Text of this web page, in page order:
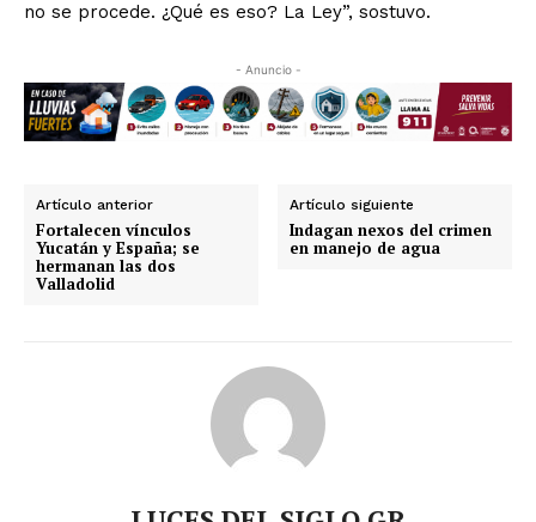
no se procede. ¿Qué es eso? La Ley”, sostuvo.
- Anuncio -
Artículo anterior
Fortalecen vínculos
Yucatán y España; se
hermanan las dos
Valladolid
Artículo siguiente
Indagan nexos del crimen
en manejo de agua